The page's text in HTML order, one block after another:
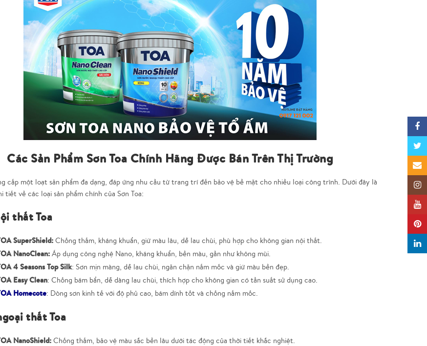
Các Sản Phẩm Sơn Toa Chính Hãng Được Bán Trên Thị Trường
cấp một loạt sản phẩm đa dạng, đáp ứng nhu cầu từ trang trí đến bảo vệ bề mặt cho nhiều loại công trình. Dưới đây là
tiết về các loại sản phẩm chính của Sơn Toa:
thất Toa
SuperShield:Chống thấm, kháng khuẩn, giữ màu lâu, dễ lau chùi, phù hợp cho không gian nội thất.
NanoClean:Áp dụng công nghệ Nano, kháng khuẩn, bền màu, gần như không mùi.
4 Seasons Top Silk: Sơn mịn màng, dễ lau chùi, ngăn chặn nấm mốc và giữ màu bền đẹp.
Easy Clean: Chống bám bẩn, dễ dàng lau chùi, thích hợp cho không gian có tần suất sử dụng cao.
Homecote: Dòng sơn kinh tế với độ phủ cao, bám dính tốt và chống nấm mốc.
thất Toa
NanoShield:Chống thấm, bảo vệ màu sắc bền lâu dưới tác động của thời tiết khắc nghiệt.
Twitter
Email